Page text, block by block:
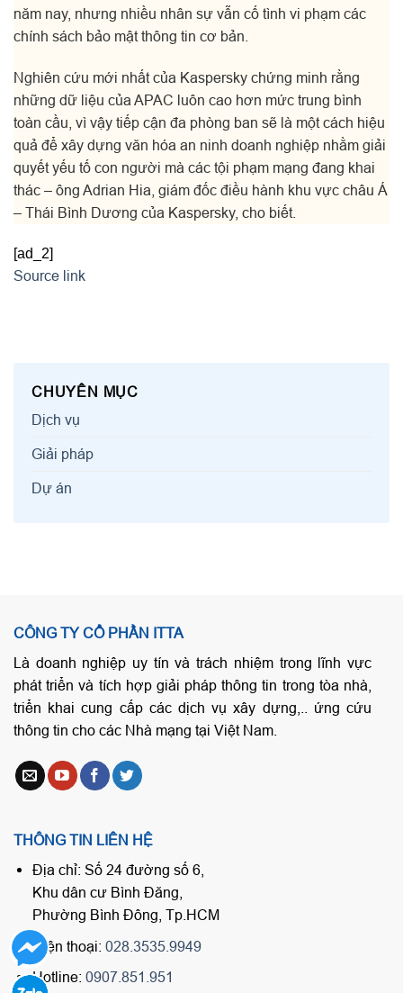
năm nay, nhưng nhiều nhân sự vẫn cố tình vi phạm các
chính sách bảo mật thông tin cơ bản.
Nghiên cứu mới nhất của Kaspersky chứng minh rằng
những dữ liệu của APAC luôn cao hơn mức trung bình
toàn cầu, vì vậy tiếp cận đa phòng ban sẽ là một cách hiệu
quả để xây dựng văn hóa an ninh doanh nghiệp nhằm giải
quyết yếu tố con người mà các tội phạm mạng đang khai
thác – ông Adrian Hia, giám đốc điều hành khu vực châu Á
– Thái Bình Dương của Kaspersky, cho biết.
[ad_2]
Source link
CHUYÊN MỤC
Dịch vụ
Giải pháp
Dự án
CÔNG TY CỔ PHẦN ITTA
Là doanh nghiệp uy tín và trách nhiệm trong lĩnh vực
phát triển và tích hợp giải pháp thông tin trong tòa nhà,
triển khai cung cấp các dịch vụ xây dựng,.. ứng cứu
thông tin cho các Nhà mạng tại Việt Nam.
THÔNG TIN LIÊN HỆ
Địa chỉ: Số 24 đường số 6,
Khu dân cư Bình Đăng,
Phường Bình Đông, Tp.HCM
Điện thoại: 028.3535.9949
Hotline: 0907.851.951